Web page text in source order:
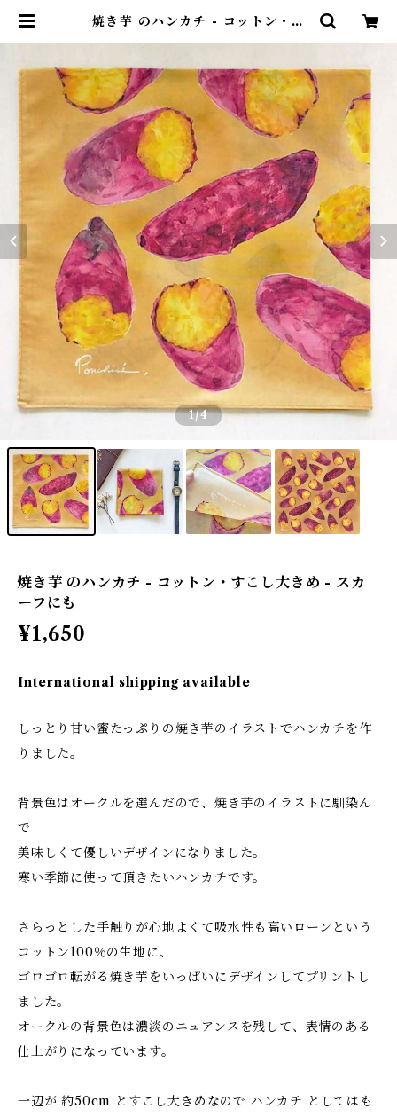
焼き芋 のハンカチ - コットン・す
1/4
焼き芋 のハンカチ - コットン・すこし大きめ - スカ
ーフにも
¥1,650
International shipping available
しっとり甘い蜜たっぷりの焼き芋のイラストでハンカチを作
りました。
背景色はオークルを選んだので、焼き芋のイラストに馴染ん
で
美味しくて優しいデザインになりました。
寒い季節に使って頂きたいハンカチです。
さらっとした手触りが心地よくて吸水性も高いローンという
コットン100％の生地に、
ゴロゴロ転がる焼き芋をいっぱいにデザインしてプリントし
ました。
オークルの背景色は濃淡のニュアンスを残して、表情のある
仕上がりになっています。
一辺が 約50cm とすこし大きめなので ハンカチ としてはも